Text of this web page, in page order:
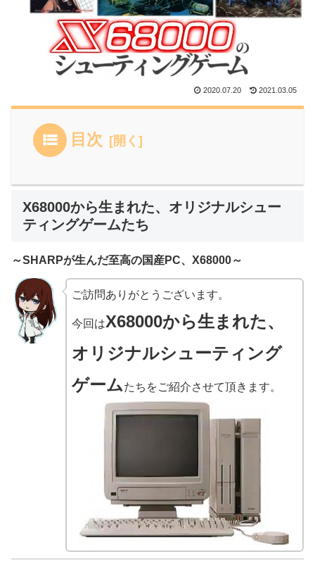
2020.07.20 2021.03.05
目次
X68000から生まれた、オリジナルシュー
ティングゲームたち
～SHARPが生んだ至高の国産PC、X68000～
ご訪問ありがとうございます。
今回はX68000から生まれた、
オリジナルシューティング
ゲームたちをご紹介させて頂きます。